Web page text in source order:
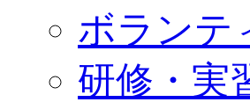
ボランテ
研修・実